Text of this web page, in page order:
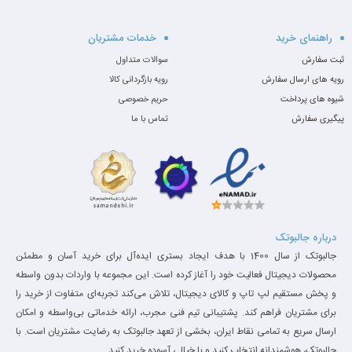
خوبی برنامه های پردازشی گرافیکی نیمه سنگین را هندل می کند.
صفحه‌ی نمایش iMac بدون‌ شک بهترین و باکیفیت‌ترین نمونه در بین
افزاری ست که بر اساس تست‌های انجام گرفته، سرعت و کارایی
راهنمای خرید
ثبت سفارش
رویه های ارسال سفارش
شیوه های پرداخت
پیگیری سفارش
خدمات مشتریان
سوالات متداول
رویه بازگردانی کالا
حریم خصوصی
تماس با ما
درباره جالبوتک
جالبوتک از سال 1400 با هدف ایجاد بستری ایده‌آل برای خرید آسان و مطمئن
محصولات دیجیتال فعالیت خود را آغاز کرده است. این مجموعه با واردات بدون واسطه
و پخش مستقیم لپ تاپ و کالای دیجیتال، تلاش می‌کند تجربه‌ای متفاوت از خرید را
برای مشتریان فراهم کند. پشتیبانی تیم فنی مجرب، ارائه خدماتی بی‌واسطه و امکان
ارسال سریع به تمامی نقاط ایران، بخشی از تعهد جالبوتک به رضایت مشتریان است. با